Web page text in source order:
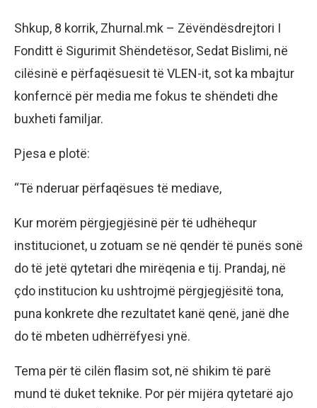
Shkup, 8 korrik, Zhurnal.mk – Zëvëndësdrejtori I
Fonditt ë Sigurimit Shëndetësor, Sedat Bislimi, në
cilësinë e përfaqësuesit të VLEN-it, sot ka mbajtur
konferncë për media me fokus te shëndeti dhe
buxheti familjar.
Pjesa e plotë:
“Të nderuar përfaqësues të mediave,
Kur morëm përgjegjësinë për të udhëhequr
institucionet, u zotuam se në qendër të punës sonë
do të jetë qytetari dhe mirëqenia e tij. Prandaj, në
çdo institucion ku ushtrojmë përgjegjësitë tona,
puna konkrete dhe rezultatet kanë qenë, janë dhe
do të mbeten udhërrëfyesi ynë.
Tema për të cilën flasim sot, në shikim të parë
mund të duket teknike. Por për mijëra qytetarë ajo